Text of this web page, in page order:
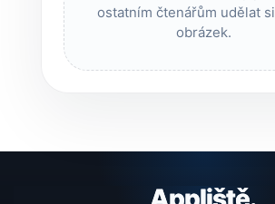
ostatním čtenářům udělat
obrázek.